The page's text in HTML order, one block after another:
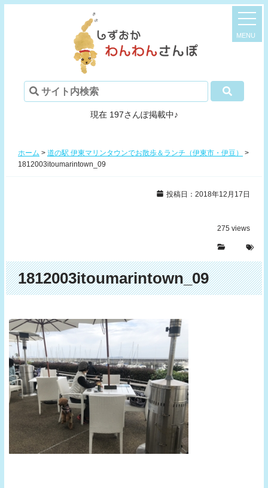
現在 197さんぽ掲載中♪
ホーム > 道の駅 伊東マリンタウンでお散歩＆ランチ（伊東市・伊豆）
>
1812003itoumarintown_09
投稿日：2018年12月17日
275 views
1812003itoumarintown_09